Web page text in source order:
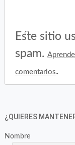
Este sitio
spam.
comentarios.
¿QUIERES
Nombre